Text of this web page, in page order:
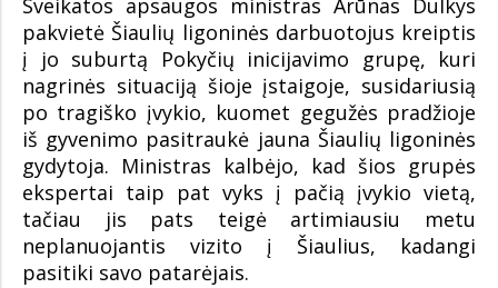
Sveikatos apsaugos ministras Arūnas Dulkys
pakvietė Šiaulių ligoninės darbuotojus kreiptis
į jo suburtą Pokyčių inicijavimo grupę, kuri
nagrinės situaciją šioje įstaigoje, susidariusią
po tragiško įvykio, kuomet gegužės pradžioje
iš gyvenimo pasitraukė jauna Šiaulių ligoninės
gydytoja. Ministras kalbėjo, kad šios grupės
ekspertai taip pat vyks į pačią įvykio vietą,
tačiau jis pats teigė artimiausiu metu
neplanuojantis vizito į Šiaulius, kadangi
pasitiki savo patarėjais.